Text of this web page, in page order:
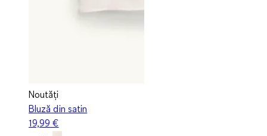
Noutăți
Bluză din satin
19,99 €